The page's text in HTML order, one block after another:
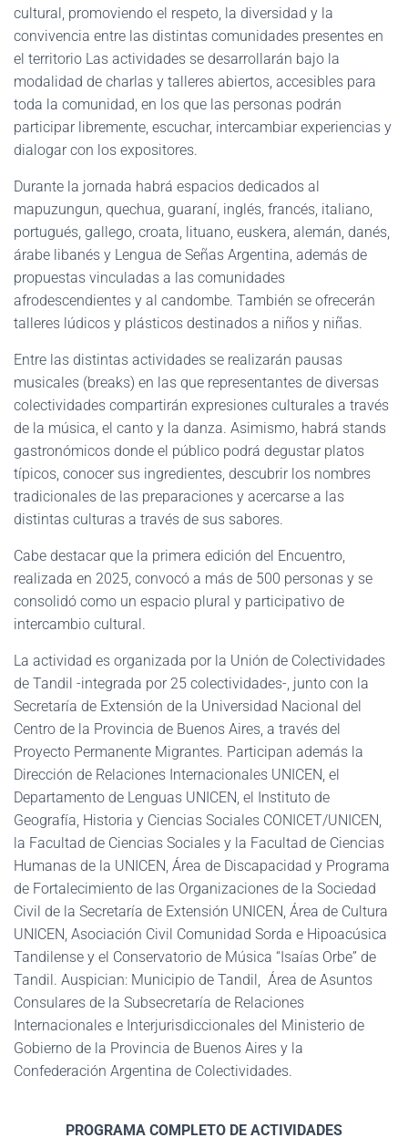
cultural, promoviendo el respeto, la diversidad y la
convivencia entre las distintas comunidades presentes en
el territorio Las actividades se desarrollarán bajo la
modalidad de charlas y talleres abiertos, accesibles para
toda la comunidad, en los que las personas podrán
participar libremente, escuchar, intercambiar experiencias y
dialogar con los expositores.
Durante la jornada habrá espacios dedicados al
mapuzungun, quechua, guaraní, inglés, francés, italiano,
portugués, gallego, croata, lituano, euskera, alemán, danés,
árabe libanés y Lengua de Señas Argentina, además de
propuestas vinculadas a las comunidades
afrodescendientes y al candombe. También se ofrecerán
talleres lúdicos y plásticos destinados a niños y niñas.
Entre las distintas actividades se realizarán pausas
musicales (breaks) en las que representantes de diversas
colectividades compartirán expresiones culturales a través
de la música, el canto y la danza. Asimismo, habrá stands
gastronómicos donde el público podrá degustar platos
típicos, conocer sus ingredientes, descubrir los nombres
tradicionales de las preparaciones y acercarse a las
distintas culturas a través de sus sabores.
Cabe destacar que la primera edición del Encuentro,
realizada en 2025, convocó a más de 500 personas y se
consolidó como un espacio plural y participativo de
intercambio cultural.
La actividad es organizada por la Unión de Colectividades
de Tandil -integrada por 25 colectividades-, junto con la
Secretaría de Extensión de la Universidad Nacional del
Centro de la Provincia de Buenos Aires, a través del
Proyecto Permanente Migrantes. Participan además la
Dirección de Relaciones Internacionales UNICEN, el
Departamento de Lenguas UNICEN, el Instituto de
Geografía, Historia y Ciencias Sociales CONICET/UNICEN,
la Facultad de Ciencias Sociales y la Facultad de Ciencias
Humanas de la UNICEN, Área de Discapacidad y Programa
de Fortalecimiento de las Organizaciones de la Sociedad
Civil de la Secretaría de Extensión UNICEN, Área de Cultura
UNICEN, Asociación Civil Comunidad Sorda e Hipoacúsica
Tandilense y el Conservatorio de Música “Isaías Orbe” de
Tandil. Auspician: Municipio de Tandil, Área de Asuntos
Consulares de la Subsecretaría de Relaciones
Internacionales e Interjurisdiccionales del Ministerio de
Gobierno de la Provincia de Buenos Aires y la
Confederación Argentina de Colectividades.
PROGRAMA COMPLETO DE ACTIVIDADES